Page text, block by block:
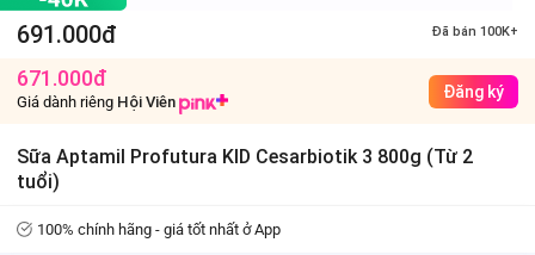
691.000đ Đã bán 100K+
671.000đ
Giá dành riêng Hội Viên
Đăng ký
Sữa Aptamil Profutura KID Cesarbiotik 3 800g (Từ 2
tuổi)
100% chính hãng - giá tốt nhất ở App